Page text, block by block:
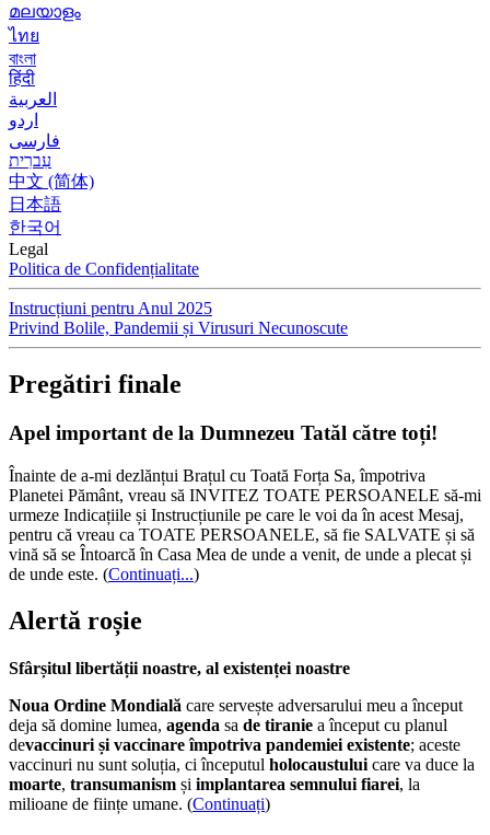
മലയാളം
ไทย
বাংলা
हिंदी
العربية
اردو
فارسی
עִברִית
中文 (简体)
日本語
한국어
Legal
Politica de Confidențialitate
Instrucțiuni pentru Anul 2025
Privind Bolile, Pandemii și Virusuri Necunoscute
Pregătiri finale
Apel important de la Dumnezeu Tatăl către toți!
Înainte de a-mi dezlănțui Brațul cu Toată Forța Sa, împotriva
Planetei Pământ, vreau să INVITEZ TOATE PERSOANELE să-mi
urmeze Indicațiile și Instrucțiunile pe care le voi da în acest Mesaj,
pentru că vreau ca TOATE PERSOANELE, să fie SALVATE și să
vină să se Întoarcă în Casa Mea de unde a venit, de unde a plecat și
de unde este. (Continuați...)
Alertă roșie
Sfârșitul libertății noastre, al existenței noastre
Noua Ordine Mondială care servește adversarului meu a început
deja să domine lumea, agenda sa de tiranie a început cu planul
devaccinuri și vaccinare împotriva pandemiei existente; aceste
vaccinuri nu sunt soluția, ci începutul holocaustului care va duce la
moarte, transumanism și implantarea semnului fiarei, la
milioane de ființe umane. (Continuați)